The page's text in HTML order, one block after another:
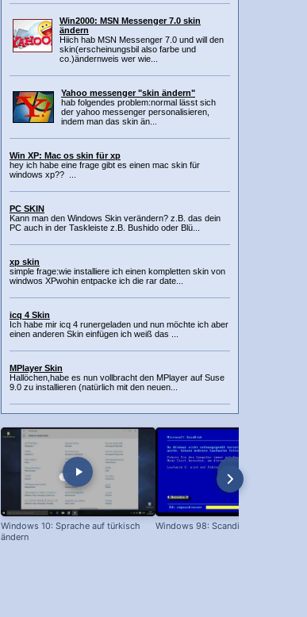
Win2000: MSN Messenger 7.0 skin
ändern
Hiich hab MSN Messenger 7.0 und will den
skin(erscheinungsbil also farbe und
co.)ändernweis wer wie...
Yahoo messenger "skin ändern"
hab folgendes problem:normal lässt sich
der yahoo messenger personalisieren,
indem man das skin än...
Win XP: Mac os skin für xp
hey ich habe eine frage gibt es einen mac skin für
windows xp?? ...
PC SKIN
Kann man den Windows Skin verändern? z.B. das dein
PC auch in der Taskleiste z.B. Bushido oder Blü...
xp skin
simple frage:wie installiere ich einen kompletten skin von
windwos XPwohin entpacke ich die rar date...
icq 4 Skin
Ich habe mir icq 4 runergeladen und nun möchte ich aber
einen anderen Skin einfügen ich weiß das ...
MPlayer Skin
Hallöchen,habe es nun vollbracht den MPlayer auf Suse
9.0 zu installieren (natürlich mit den neuen...
Windows 10: Sprache auf türkisch
ändern
Windows 98: Scandisk